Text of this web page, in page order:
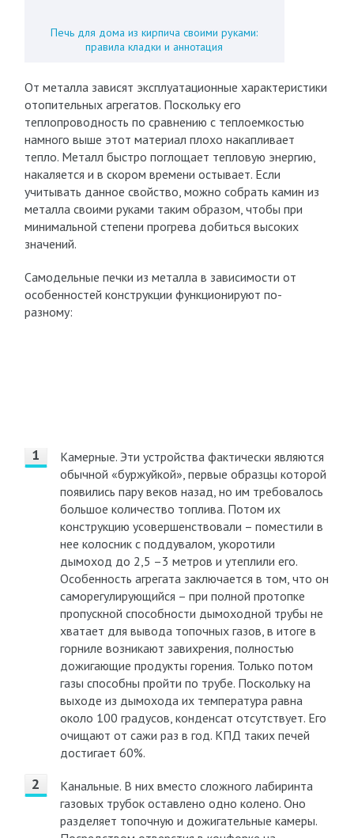
Печь для дома из кирпича своими руками:
правила кладки и аннотация
От металла зависят эксплуатационные характеристики
отопительных агрегатов. Поскольку его
теплопроводность по сравнению с теплоемкостью
намного выше этот материал плохо накапливает
тепло. Металл быстро поглощает тепловую энергию,
накаляется и в скором времени остывает. Если
учитывать данное свойство, можно собрать камин из
металла своими руками таким образом, чтобы при
минимальной степени прогрева добиться высоких
значений.
Самодельные печки из металла в зависимости от
особенностей конструкции функционируют по-
разному:
Камерные. Эти устройства фактически являются
обычной «буржуйкой», первые образцы которой
появились пару веков назад, но им требовалось
большое количество топлива. Потом их
конструкцию усовершенствовали – поместили в
нее колосник с поддувалом, укоротили
дымоход до 2,5 –3 метров и утеплили его.
Особенность агрегата заключается в том, что он
саморегулирующийся – при полной протопке
пропускной способности дымоходной трубы не
хватает для вывода топочных газов, в итоге в
горниле возникают завихрения, полностью
дожигающие продукты горения. Только потом
газы способны пройти по трубе. Поскольку на
выходе из дымохода их температура равна
около 100 градусов, конденсат отсутствует. Его
очищают от сажи раз в год. КПД таких печей
достигает 60%.
Канальные. В них вместо сложного лабиринта
газовых трубок оставлено одно колено. Оно
разделяет топочную и дожигательные камеры.